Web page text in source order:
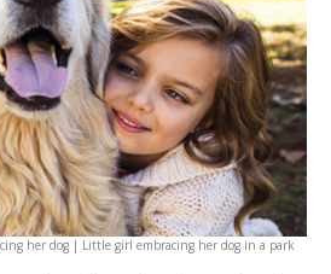
her dog | Little girl embracing her dog in a park